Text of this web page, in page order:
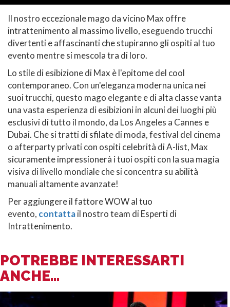
Il nostro eccezionale mago da vicino Max offre
intrattenimento al massimo livello, eseguendo trucchi
divertenti e affascinanti che stupiranno gli ospiti al tuo
evento mentre si mescola tra di loro.
Lo stile di esibizione di Max è l'epitome del cool
contemporaneo. Con un'eleganza moderna unica nei
suoi trucchi, questo mago elegante e di alta classe vanta
una vasta esperienza di esibizioni in alcuni dei luoghi più
esclusivi di tutto il mondo, da Los Angeles a Cannes e
Dubai. Che si tratti di sfilate di moda, festival del cinema
o afterparty privati con ospiti celebrità di A-list, Max
sicuramente impressionerà i tuoi ospiti con la sua magia
visiva di livello mondiale che si concentra su abilità
manuali altamente avanzate!
Per aggiungere il fattore WOW al tuo
evento, contattail nostro team di Esperti di
Intrattenimento.
POTREBBE INTERESSARTI
ANCHE...